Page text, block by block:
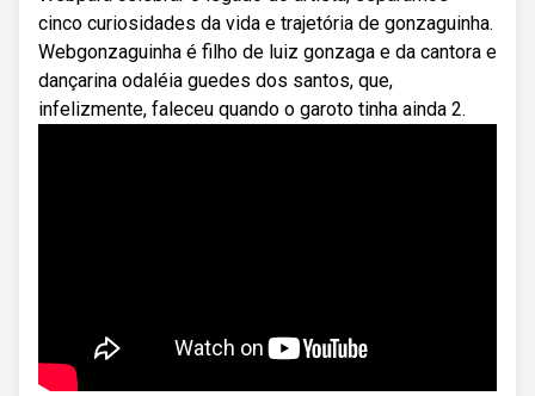
cinco curiosidades da vida e trajetória de gonzaguinha.
Webgonzaguinha é filho de luiz gonzaga e da cantora e
dançarina odaléia guedes dos santos, que,
infelizmente, faleceu quando o garoto tinha ainda 2.